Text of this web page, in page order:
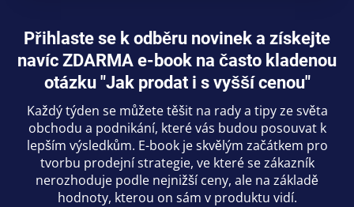
Přihlaste se k odběru novinek a získejte
navíc ZDARMA e-book na často kladenou
otázku "Jak prodat i s vyšší cenou"
Každý týden se můžete těšit na rady a tipy ze světa
obchodu a podnikání, které vás budou posouvat k
lepším výsledkům. E-book je skvělým začátkem pro
tvorbu prodejní strategie, ve které se zákazník
nerozhoduje podle nejnižší ceny, ale na základě
hodnoty, kterou on sám v produktu vidí.